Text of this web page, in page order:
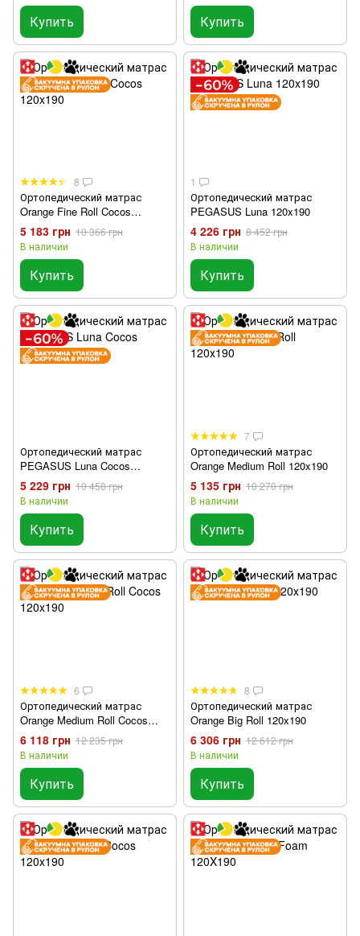
Купить Купить
8
Ортопедический матрас
Orange Fine Roll Cocos
120x190
5 183 грн 10 366 грн
В наличии
Купить
1
Ортопедический матрас
PEGASUS Luna 120x190
4 226 грн 8 452 грн
В наличии
Купить
Ортопедический матрас
PEGASUS Luna Cocos
120x190
5 229 грн 10 458 грн
В наличии
Купить
7
Ортопедический матрас
Orange Medium Roll 120x190
5 135 грн 10 270 грн
В наличии
Купить
6
Ортопедический матрас
Orange Medium Roll Cocos
120x190
6 118 грн 12 235 грн
В наличии
Купить
8
Ортопедический матрас
Orange Big Roll 120x190
6 306 грн 12 612 грн
В наличии
Купить